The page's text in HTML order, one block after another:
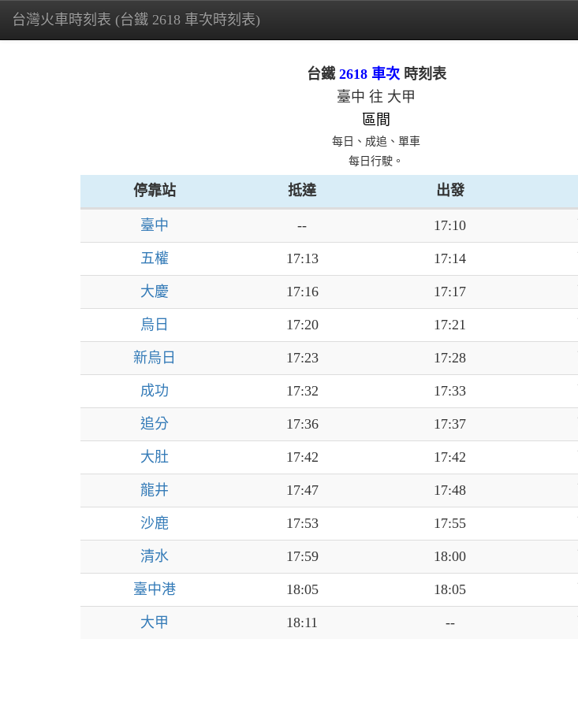
台灣火車時刻表 (台鐵 2618 車次時刻表)
台鐵2618 車次時刻表
臺中 往 大甲
區間
每日、成追、單車
每日行駛。
停靠站 抵達 出發
臺中 -- 17:10
五權 17:13 17:14
大慶 17:16 17:17
烏日 17:20 17:21
新烏日 17:23 17:28
成功 17:32 17:33
追分 17:36 17:37
大肚 17:42 17:42
龍井 17:47 17:48
沙鹿 17:53 17:55
清水 17:59 18:00
臺中港 18:05 18:05
大甲 18:11 --